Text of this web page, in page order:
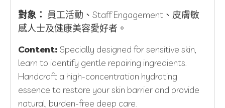
對象： 員工活動、Staff Engagement、皮膚敏
感人士及健康美容愛好者。
Content: Specially designed for sensitive skin,
learn to identify gentle repairing ingredients.
Handcraft a high-concentration hydrating
essence to restore your skin barrier and provide
natural, burden-free deep care.